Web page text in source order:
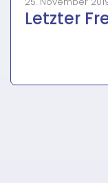
Letzter